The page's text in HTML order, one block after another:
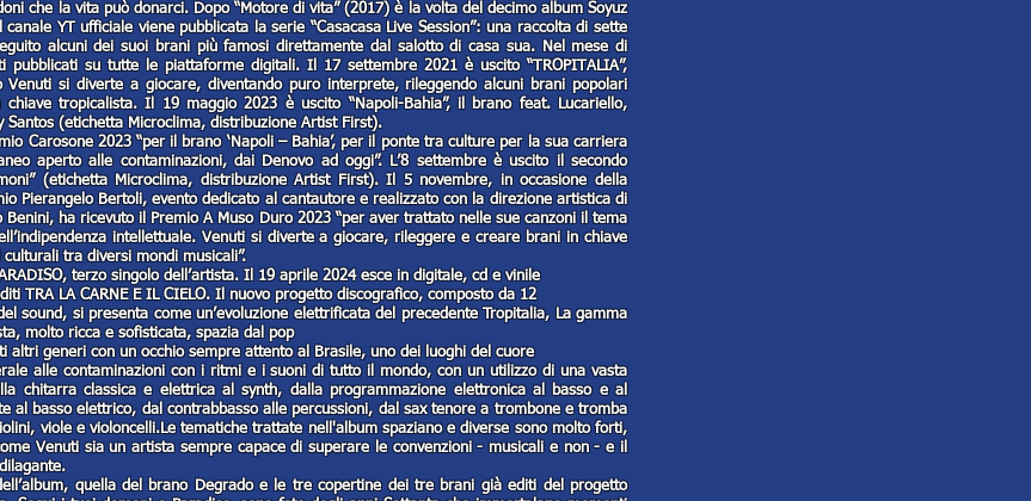
che la vita può donarci. Dopo “Motore di vita” (2017) è la volta del decimo album Soyuz
YT ufficiale viene pubblicata la serie “Casacasa Live Session”: una raccolta di sette
alcuni dei suoi brani più famosi direttamente dal salotto di casa sua. Nel mese di
pubblicati su tutte le piattaforme digitali. Il 17 settembre 2021 è uscito “TROPITALIA”,
Venuti si diverte a giocare, diventando puro interprete, rileggendo alcuni brani popolari
tropicalista. Il 19 maggio 2023 è uscito “Napoli-Bahia”, il brano feat. Lucariello,
Santos (etichetta Microclima, distribuzione Artist First).
Carosone 2023 “per il brano ‘Napoli – Bahia’, per il ponte tra culture per la sua carriera
aperto alle contaminazioni, dai Denovo ad oggi”. L’8 settembre è uscito il secondo
(etichetta Microclima, distribuzione Artist First). Il 5 novembre, in occasione della
Pierangelo Bertoli, evento dedicato al cantautore e realizzato con la direzione artistica di
Benini, ha ricevuto il Premio A Muso Duro 2023 “per aver trattato nelle sue canzoni il tema
intellettuale. Venuti si diverte a giocare, rileggere e creare brani in chiave
tra diversi mondi musicali”.
terzo singolo dell’artista. Il 19 aprile 2024 esce in digitale, cd e vinile
TRA LA CARNE E IL CIELO. Il nuovo progetto discografico, composto da 12
sound, si presenta come un’evoluzione elettrificata del precedente Tropitalia, La gamma
molto ricca e sofisticata, spazia dal pop
altri generi con un occhio sempre attento al Brasile, uno dei luoghi del cuore
alle contaminazioni con i ritmi e i suoni di tutto il mondo, con un utilizzo di una vasta
chitarra classica e elettrica al synth, dalla programmazione elettronica al basso e al
al basso elettrico, dal contrabbasso alle percussioni, dal sax tenore a trombone e tromba
viole e violoncelli.Le tematiche trattate nell'album spaziano e diverse sono molto forti,
Venuti sia un artista sempre capace di superare le convenzioni - musicali e non - e il
quella del brano Degrado e le tre copertine dei tre brani già editi del progetto